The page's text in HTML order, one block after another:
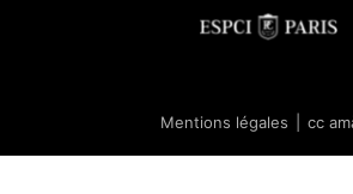
Mentions légales cc